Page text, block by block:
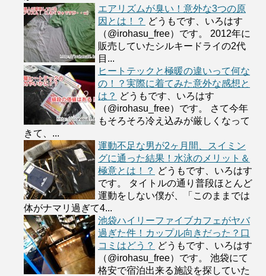
エアリズムが臭い！意外な3つの原
因とは！？ どうもです、いろはす
（@irohasu_free）です。 2012年に
販売していたシルキードライの2代
目...
ヒートテックと極暖の違いって何な
の！？実際に着てみた意外な感想と
は？ どうもです、いろはす
（@irohasu_free）です。 さて今年
もそろそろ冷え込みが厳しくなって
きて、...
運動不足な男が2ヶ月間、スイミン
グに通った結果！水泳のメリット＆
極意とは！？ どうもです、いろはす
です。 タイトルの通り普段ほとんど
運動をしない僕が、「このままでは
体がナマリ過ぎて4...
池袋ハイリーファイブカフェがヤバ
過ぎた件！カップル向きだった？口
コミはどう？ どうもです、いろはす
（@irohasu_free）です。 池袋にて
格安で宿泊出来る施設を探していた